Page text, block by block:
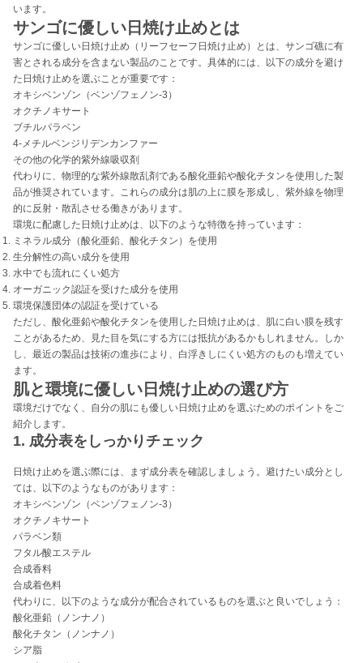
います。
サンゴに優しい日焼け止めとは
サンゴに優しい日焼け止め（リーフセーフ日焼け止め）とは、サンゴ礁に有
害とされる成分を含まない製品のことです。具体的には、以下の成分を避け
た日焼け止めを選ぶことが重要です：
オキシベンゾン（ベンゾフェノン-3）
オクチノキサート
ブチルパラベン
4-メチルベンジリデンカンファー
その他の化学的紫外線吸収剤
代わりに、物理的な紫外線散乱剤である酸化亜鉛や酸化チタンを使用した製
品が推奨されています。これらの成分は肌の上に膜を形成し、紫外線を物理
的に反射・散乱させる働きがあります。
環境に配慮した日焼け止めは、以下のような特徴を持っています：
ミネラル成分（酸化亜鉛、酸化チタン）を使用
生分解性の高い成分を使用
水中でも流れにくい処方
オーガニック認証を受けた成分を使用
環境保護団体の認証を受けている
ただし、酸化亜鉛や酸化チタンを使用した日焼け止めは、肌に白い膜を残す
ことがあるため、見た目を気にする方には抵抗があるかもしれません。しか
し、最近の製品は技術の進歩により、白浮きしにくい処方のものも増えてい
ます。
肌と環境に優しい日焼け止めの選び方
環境だけでなく、自分の肌にも優しい日焼け止めを選ぶためのポイントをご
紹介します。
1. 成分表をしっかりチェック
日焼け止めを選ぶ際には、まず成分表を確認しましょう。避けたい成分とし
ては、以下のようなものがあります：
オキシベンゾン（ベンゾフェノン-3）
オクチノキサート
パラベン類
フタル酸エステル
合成香料
合成着色料
代わりに、以下のような成分が配合されているものを選ぶと良いでしょう：
酸化亜鉛（ノンナノ）
酸化チタン（ノンナノ）
シア脂